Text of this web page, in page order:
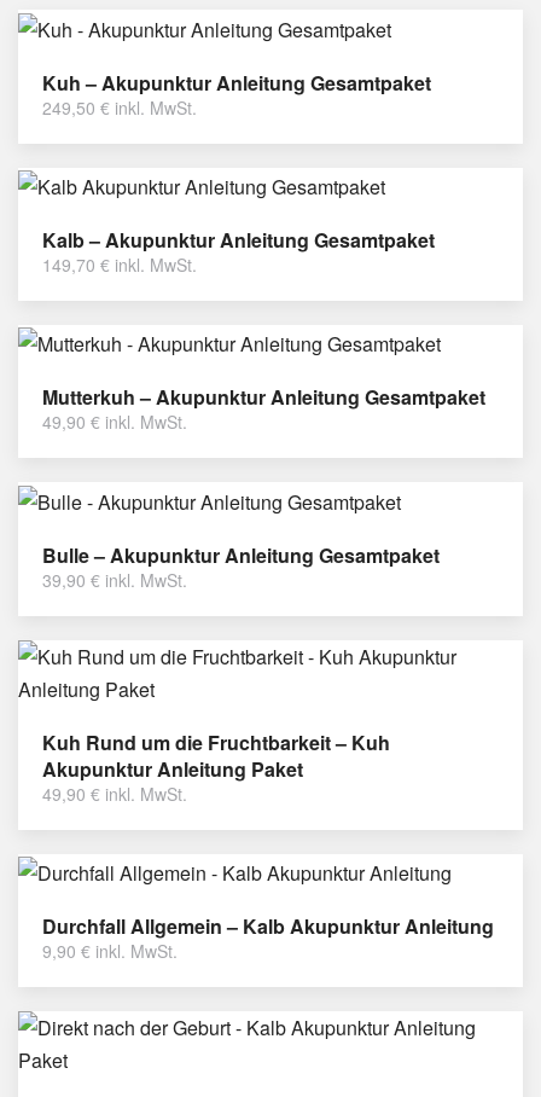
Kuh – Akupunktur Anleitung Gesamtpaket
249,50 € inkl. MwSt.
Kalb – Akupunktur Anleitung Gesamtpaket
149,70 € inkl. MwSt.
Mutterkuh – Akupunktur Anleitung Gesamtpaket
49,90 € inkl. MwSt.
Bulle – Akupunktur Anleitung Gesamtpaket
39,90 € inkl. MwSt.
Kuh Rund um die Fruchtbarkeit – Kuh
Akupunktur Anleitung Paket
49,90 € inkl. MwSt.
Durchfall Allgemein – Kalb Akupunktur Anleitung
9,90 € inkl. MwSt.